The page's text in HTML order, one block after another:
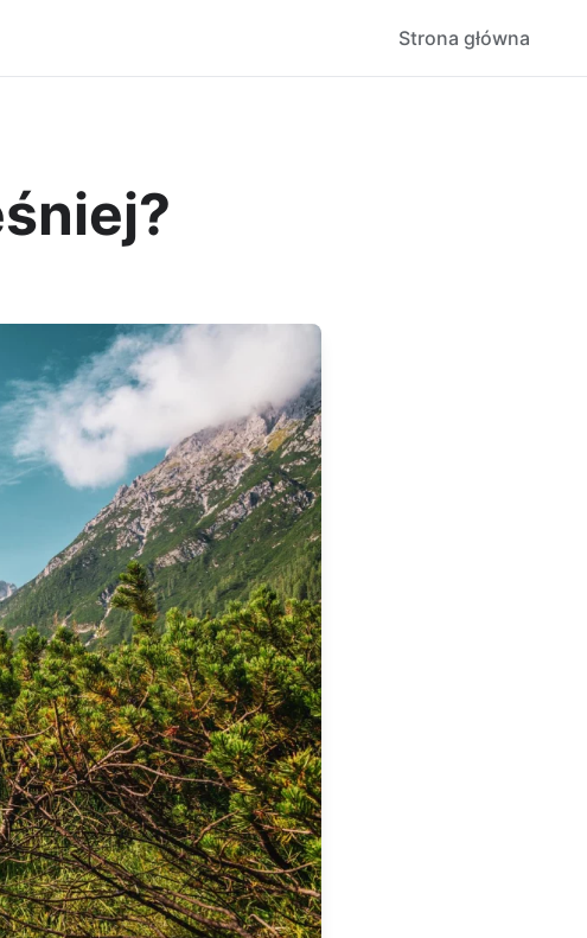
Strona główna